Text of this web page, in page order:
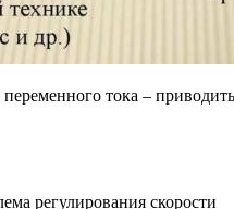
тока –
регулирования скорости